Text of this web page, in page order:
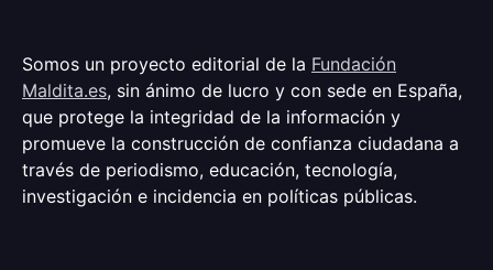
Somos un proyecto editorial de la Fundación
Maldita.es, sin ánimo de lucro y con sede en España,
que protege la integridad de la información y
promueve la construcción de confianza ciudadana a
través de periodismo, educación, tecnología,
investigación e incidencia en políticas públicas.